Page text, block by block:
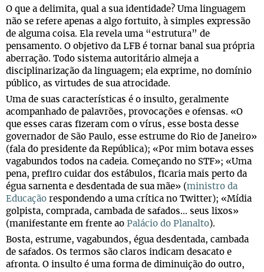
O que a delimita, qual a sua identidade? Uma linguagem
não se refere apenas a algo fortuito, à simples expressão
de alguma coisa. Ela revela uma “estrutura” de
pensamento. O objetivo da LFB é tornar banal sua própria
aberração. Todo sistema autoritário almeja a
disciplinarização da linguagem; ela exprime, no domínio
público, as virtudes de sua atrocidade.
Uma de suas características é o insulto, geralmente
acompanhado de palavrões, provocações e ofensas. «O
que esses caras fizeram com o vírus, esse bosta desse
governador de São Paulo, esse estrume do Rio de Janeiro»
(fala do presidente da República); «Por mim botava esses
vagabundos todos na cadeia. Começando no STF»; «Uma
pena, prefiro cuidar dos estábulos, ficaria mais perto da
égua sarnenta e desdentada de sua mãe» (ministro da
Educação respondendo a uma crítica no Twitter); «Mídia
golpista, comprada, cambada de safados... seus lixos»
(manifestante em frente ao Palácio do Planalto).
Bosta, estrume, vagabundos, égua desdentada, cambada
de safados. Os termos são claros indicam desacato e
afronta. O insulto é uma forma de diminuição do outro,